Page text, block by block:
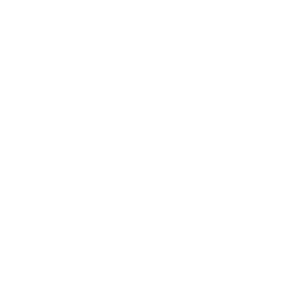
Prediais e Industriais
no Teto